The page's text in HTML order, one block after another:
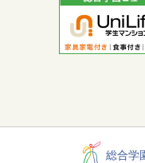
総合学